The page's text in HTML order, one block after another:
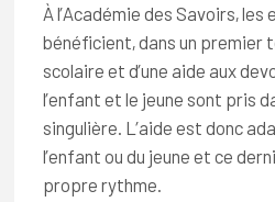
À l’Académie des Savoirs,
bénéficient, dans un premier
scolaire et d’une aide aux
l’enfant et le jeune sont pris
singulière. L’aide est donc
l’enfant ou du jeune et ce
propre rythme.